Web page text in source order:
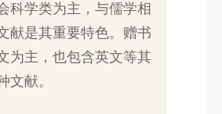
科学类为主，与儒学相
献是其重要特色。赠书
为主，也包含英文等其
文献。